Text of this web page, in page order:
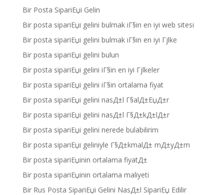
Bir Posta SipariЕџi Gelin
Bir posta sipariЕџi gelini bulmak iГ§in en iyi web sitesi
Bir posta sipariЕџi gelini bulmak iГ§in en iyi Гјlke
Bir posta sipariЕџi gelini bulun
Bir posta sipariЕџi gelini iГ§in en iyi Гјlkeler
Bir posta sipariЕџi gelini iГ§in ortalama fiyat
Bir posta sipariЕџi gelini nasД±l Г§alД±ЕџД±r
Bir posta sipariЕџi gelini nasД±l Г§Д±kД±lД±r
Bir posta sipariЕџi gelini nerede bulabilirim
Bir posta sipariЕџi geliniyle Г§Д±kmalД± mД±yД±m
Bir posta sipariЕџinin ortalama fiyatД±
Bir posta sipariЕџinin ortalama maliyeti
Bir Rus Posta SipariЕџi Gelini NasД±l SipariЕџ Edilir